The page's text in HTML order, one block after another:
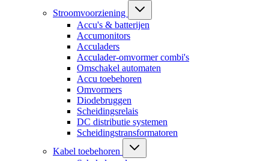
Stroomvoorziening
Accu's & batterijen
Accumonitors
Acculaders
Acculader-omvormer combi's
Omschakel automaten
Accu toebehoren
Omvormers
Diodebruggen
Scheidingsrelais
DC distributie systemen
Scheidingstransformatoren
Kabel toebehoren